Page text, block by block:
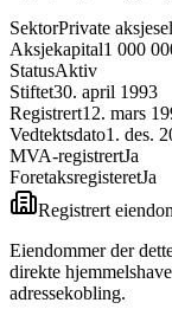
SektorPrivate
Aksjekapital1 000
StatusAktiv
Stiftet30. april 1993
Registrert12. mars
Vedtektsdato1. des.
MVA-registrertJa
ForetaksregisteretJa
Registrert
Eiendommer der
direkte
adressekobling.